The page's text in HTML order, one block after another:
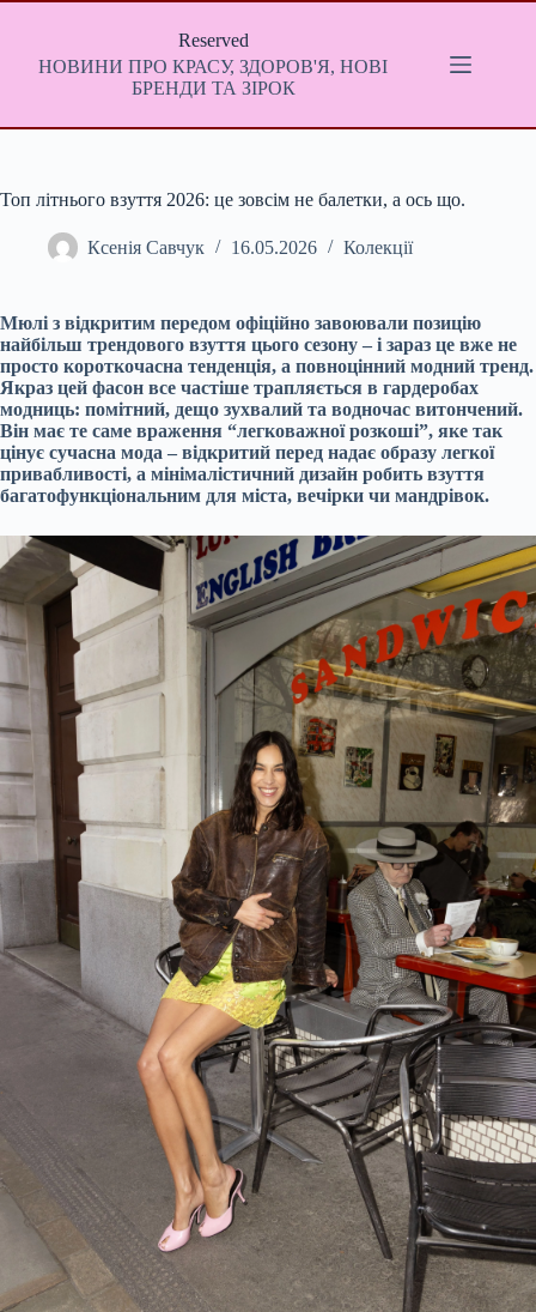
Перейти
Reserved
НОВИНИ ПРО КРАСУ, ЗДОРОВ'Я, НОВІ
БРЕНДИ ТА ЗІРОК
Топ літнього взуття 2026: це зовсім не балетки, а ось що.
Ксенія Савчук 16.05.2026 Колекції
Мюлі з відкритим передом офіційно завоювали позицію
найбільш трендового взуття цього сезону – і зараз це вже не
просто короткочасна тенденція, а повноцінний модний тренд.
Якраз цей фасон все частіше трапляється в гардеробах
модниць: помітний, дещо зухвалий та водночас витончений.
Він має те саме враження “легковажної розкоші”, яке так
цінує сучасна мода – відкритий перед надає образу легкої
привабливості, а мінімалістичний дизайн робить взуття
багатофункціональним для міста, вечірки чи мандрівок.